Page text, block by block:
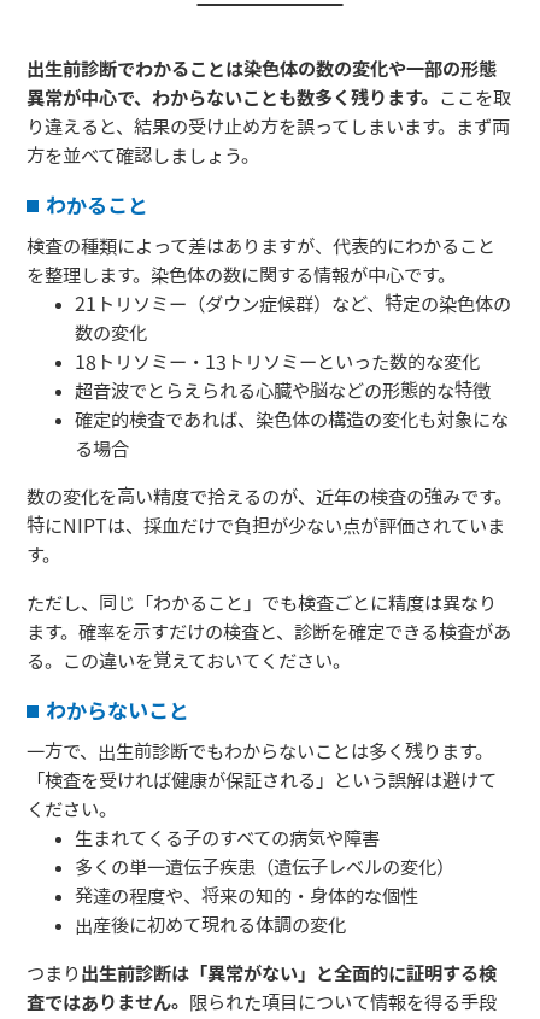
出生前診断でわかることは染色体の数の変化や一部の形態
異常が中心で、わからないことも数多く残ります。 ここを取
り違えると、結果の受け止め方を誤ってしまいます。まず両
方を並べて確認しましょう。
わかること
検査の種類によって差はありますが、代表的にわかること
を整理します。染色体の数に関する情報が中心です。
21トリソミー（ダウン症候群）など、特定の染色体の
数の変化
18トリソミー・13トリソミーといった数的な変化
超音波でとらえられる心臓や脳などの形態的な特徴
確定的検査であれば、染色体の構造の変化も対象にな
る場合
数の変化を高い精度で拾えるのが、近年の検査の強みです。
特にNIPTは、採血だけで負担が少ない点が評価されていま
す。
ただし、同じ「わかること」でも検査ごとに精度は異なり
ます。確率を示すだけの検査と、診断を確定できる検査があ
る。この違いを覚えておいてください。
わからないこと
一方で、出生前診断でもわからないことは多く残ります。
「検査を受ければ健康が保証される」という誤解は避けて
ください。
生まれてくる子のすべての病気や障害
多くの単一遺伝子疾患（遺伝子レベルの変化）
発達の程度や、将来の知的・身体的な個性
出産後に初めて現れる体調の変化
つまり 出生前診断は「異常がない」と全面的に証明する検
査ではありません。 限られた項目について情報を得る手段